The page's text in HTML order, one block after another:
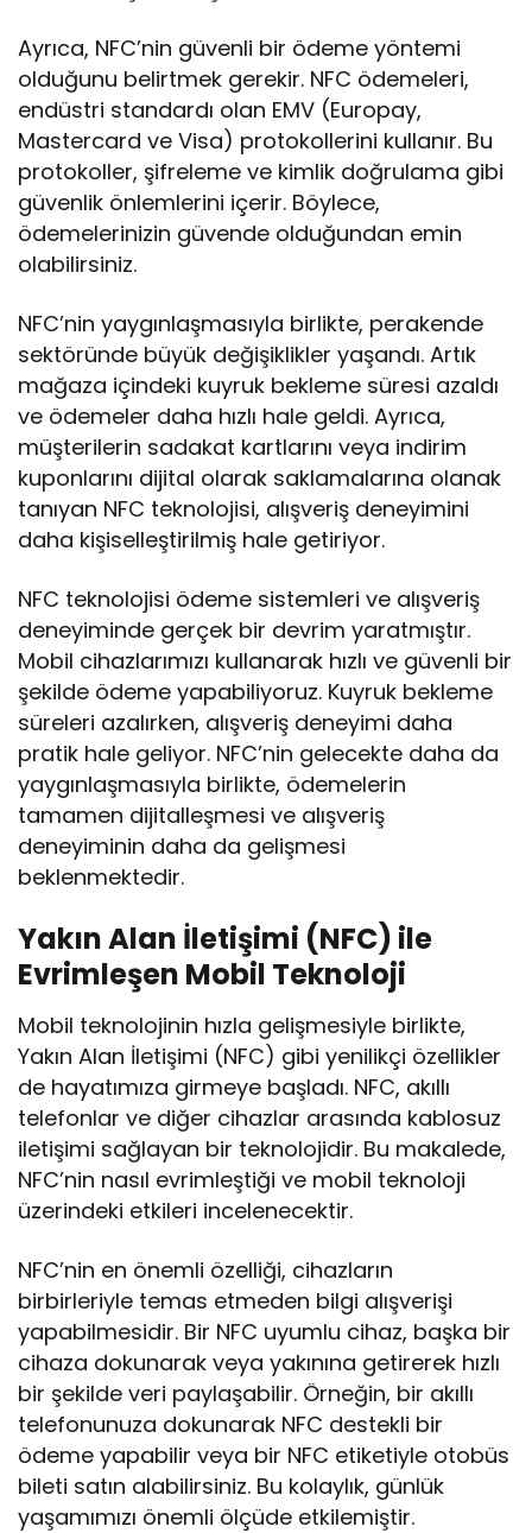
Ayrıca, NFC’nin güvenli bir ödeme yöntemi
olduğunu belirtmek gerekir. NFC ödemeleri,
endüstri standardı olan EMV (Europay,
Mastercard ve Visa) protokollerini kullanır. Bu
protokoller, şifreleme ve kimlik doğrulama gibi
güvenlik önlemlerini içerir. Böylece,
ödemelerinizin güvende olduğundan emin
olabilirsiniz.
NFC’nin yaygınlaşmasıyla birlikte, perakende
sektöründe büyük değişiklikler yaşandı. Artık
mağaza içindeki kuyruk bekleme süresi azaldı
ve ödemeler daha hızlı hale geldi. Ayrıca,
müşterilerin sadakat kartlarını veya indirim
kuponlarını dijital olarak saklamalarına olanak
tanıyan NFC teknolojisi, alışveriş deneyimini
daha kişiselleştirilmiş hale getiriyor.
NFC teknolojisi ödeme sistemleri ve alışveriş
deneyiminde gerçek bir devrim yaratmıştır.
Mobil cihazlarımızı kullanarak hızlı ve güvenli bir
şekilde ödeme yapabiliyoruz. Kuyruk bekleme
süreleri azalırken, alışveriş deneyimi daha
pratik hale geliyor. NFC’nin gelecekte daha da
yaygınlaşmasıyla birlikte, ödemelerin
tamamen dijitalleşmesi ve alışveriş
deneyiminin daha da gelişmesi
beklenmektedir.
Yakın Alan İletişimi (NFC) ile
Evrimleşen Mobil Teknoloji
Mobil teknolojinin hızla gelişmesiyle birlikte,
Yakın Alan İletişimi (NFC) gibi yenilikçi özellikler
de hayatımıza girmeye başladı. NFC, akıllı
telefonlar ve diğer cihazlar arasında kablosuz
iletişimi sağlayan bir teknolojidir. Bu makalede,
NFC’nin nasıl evrimleştiği ve mobil teknoloji
üzerindeki etkileri incelenecektir.
NFC’nin en önemli özelliği, cihazların
birbirleriyle temas etmeden bilgi alışverişi
yapabilmesidir. Bir NFC uyumlu cihaz, başka bir
cihaza dokunarak veya yakınına getirerek hızlı
bir şekilde veri paylaşabilir. Örneğin, bir akıllı
telefonunuza dokunarak NFC destekli bir
ödeme yapabilir veya bir NFC etiketiyle otobüs
bileti satın alabilirsiniz. Bu kolaylık, günlük
yaşamımızı önemli ölçüde etkilemiştir.